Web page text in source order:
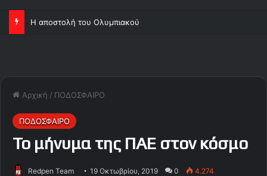
Η αποστολή του Ολυμπιακού
Αρχική / ΠΟΔΟΣΦΑΙΡΟ
ΠΟΔΟΣΦΑΙΡΟ
Το μήνυμα της ΠΑΕ στον κόσμο
Redpen Team 19 Οκτωβρίου, 2019 0 4.274